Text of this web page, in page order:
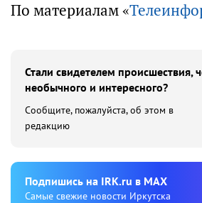
По материалам «
Стали свидетелем происшествия,
необычного и интересного?
Сообщите, пожалуйста, об этом в
редакцию
Подпишиcь на IRK.ru в MAX
Cамые свежие новости Иркутска